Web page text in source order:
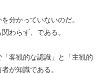
分かっていないのだ。
わらず、である。
客観的な認識」と「主観的
が知識である。